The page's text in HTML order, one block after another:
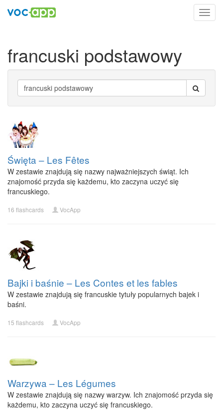
francuski podstawowy
Święta – Les Fêtes
W zestawie znajdują się nazwy najważniejszych świąt. Ich
znajomość przyda się każdemu, kto zaczyna uczyć się
francuskiego.
16 flashcards VocApp
Bajki i baśnie – Les Contes et les fables
W zestawie znajdują się francuskie tytuły popularnych bajek i
baśni.
15 flashcards VocApp
Warzywa – Les Légumes
W zestawie znajdują się nazwy warzyw. Ich znajomość przyda się
każdemu, kto zaczyna uczyć się francuskiego.